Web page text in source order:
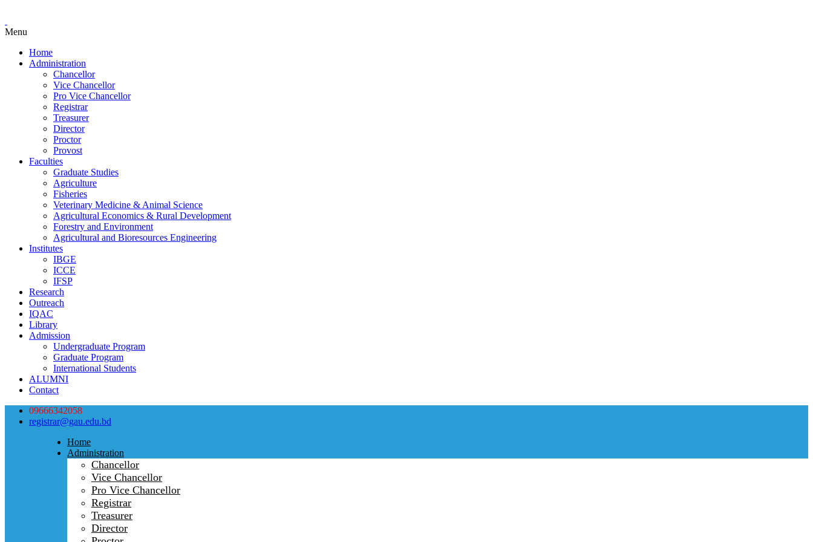
Menu
Home
Administration
Chancellor
Vice Chancellor
Pro Vice Chancellor
Registrar
Treasurer
Director
Proctor
Provost
Faculties
Graduate Studies
Agriculture
Fisheries
Veterinary Medicine & Animal Science
Agricultural Economics & Rural Development
Forestry and Environment
Agricultural and Bioresources Engineering
Institutes
IBGE
ICCE
IFSP
Research
Outreach
IQAC
Library
Admission
Undergraduate Program
Graduate Program
International Students
ALUMNI
Contact
09666342058
registrar@gau.edu.bd
Home
Administration
Chancellor
Vice Chancellor
Pro Vice Chancellor
Registrar
Treasurer
Director